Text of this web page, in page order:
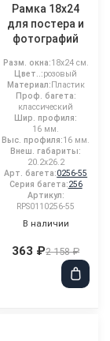
Рамка 18x24
для постера и
фотографий
Разм. окна:18x24 см.
Цвет..:розовый
Материал:Пластик
Проф. багета:
классический
Шир. профиля:
16 мм.
Выс. профиля:16 мм.
Внеш. габариты:
20.2x26.2
Арт. багета:0256-55
Серия багета:256
Артикул:
RPS0110256-55
В наличии
363 ₽2 158 ₽